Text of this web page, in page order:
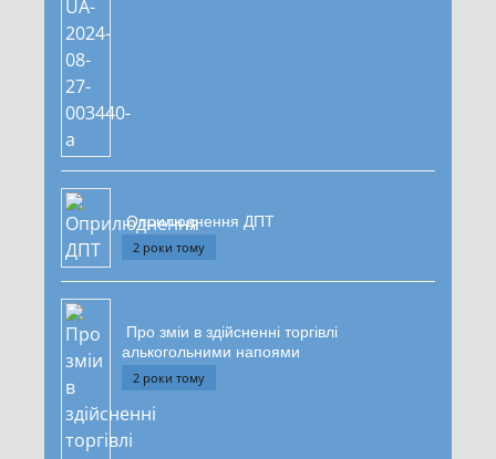
Оприлюднення ДПТ
2 роки тому
Про зміи в здійсненні торгівлі
алькогольними напоями
2 роки тому